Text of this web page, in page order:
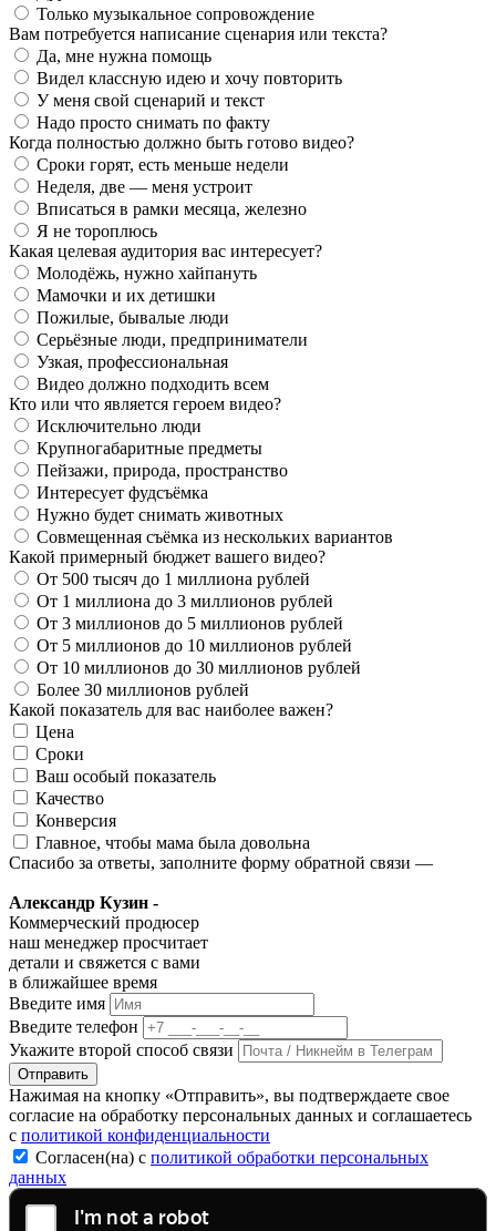
Только музыкальное сопровождение
Вам потребуется написание сценария или текста?
Да, мне нужна помощь
Видел классную идею и хочу повторить
У меня свой сценарий и текст
Надо просто снимать по факту
Когда полностью должно быть готово видео?
Сроки горят, есть меньше недели
Неделя, две — меня устроит
Вписаться в рамки месяца, железно
Я не тороплюсь
Какая целевая аудитория вас интересует?
Молодёжь, нужно хайпануть
Мамочки и их детишки
Пожилые, бывалые люди
Серьёзные люди, предприниматели
Узкая, профессиональная
Видео должно подходить всем
Кто или что является героем видео?
Исключительно люди
Крупногабаритные предметы
Пейзажи, природа, пространство
Интересует фудсъёмка
Нужно будет снимать животных
Совмещенная съёмка из нескольких вариантов
Какой примерный бюджет вашего видео?
От 500 тысяч до 1 миллиона рублей
От 1 миллиона до 3 миллионов рублей
От 3 миллионов до 5 миллионов рублей
От 5 миллионов до 10 миллионов рублей
От 10 миллионов до 30 миллионов рублей
Более 30 миллионов рублей
Какой показатель для вас наиболее важен?
Цена
Сроки
Ваш особый показатель
Качество
Конверсия
Главное, чтобы мама была довольна
Спасибо за ответы, заполните форму обратной связи —
Александр Кузин -
Коммерческий продюсер
наш менеджер просчитает
детали и свяжется с вами
в ближайшее время
Введите имя
Введите телефон
Укажите второй способ связи
Отправить
Нажимая на кнопку «Отправить», вы подтверждаете свое
согласие на обработку персональных данных и соглашаетесь
с политикой конфиденциальности
Согласен(на) с политикой обработки персональных
данных